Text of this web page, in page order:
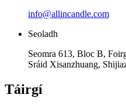
info@allincandle.com
Seoladh
Seomra 613, Bloc B,
Sráid Xisanzhuang,
Táirgí